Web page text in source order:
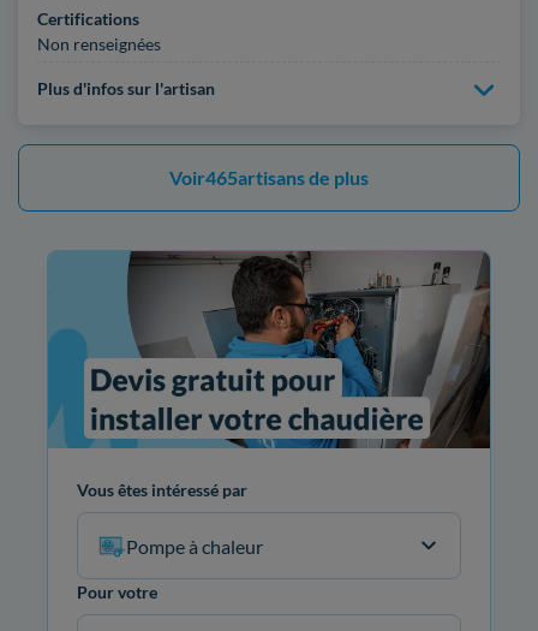
Certifications
Non renseignées
Plus d'infos sur l'artisan
Voir465artisans de plus
Vous êtes intéressé par
Pompe à chaleur
Pour votre